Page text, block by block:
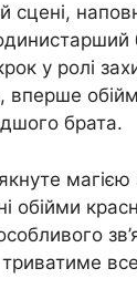
сцені,
у ролі
вперше
брата.
обійми